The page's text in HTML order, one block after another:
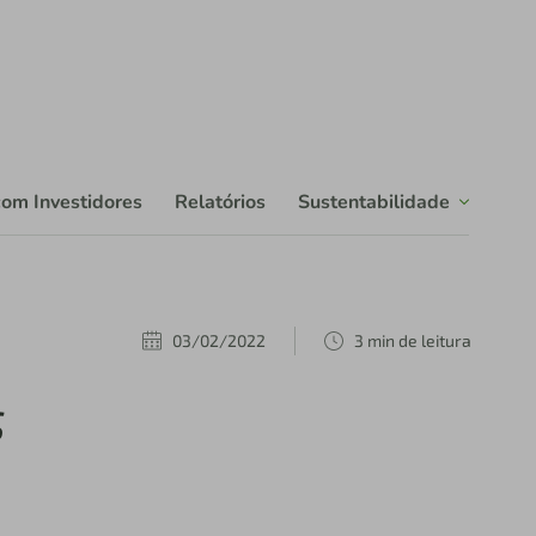
Investidores Relatórios Sustentabilidade
03/02/2022 3 min de leitura